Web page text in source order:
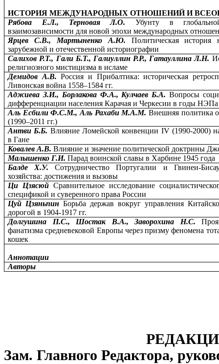
ИСТОРИЯ МЕЖДУНАРОДНЫХ ОТНОШЕНИЙ И
Рябова Е.Л., Терновая Л.О. Убунту в
взаимозависимости для новой эпохи международных
Ярцев С.В., Мартыненко А.Ю. Политическая
зарубежной и отечественной историографии
Салихов Р.Т., Гали Б.Т., Галиуллин Р.Р., Гатауллина Л.Н.
религиозного мистицизма в исламе
Демидов А.В.Россия и Прибалтика: историческая
Ливонская война 1558–1584 гг.
Аджиева З.И., Борлакова Ф.А., Кулчаев Б.А.Вопросы
дифференциации населения Карачая и Черкесии в годы НЭПа
Аль Есбили Ф.С.М., Аль Рахаби М.А.М. Внешняя политика
(1990–2011 гг.)
Антви Б.Б. Влияние Ломейской конвенции IV (1990-2000)
в Гане
Ковалев А.В.Влияние и значение политической доктрины
Малышенко Г.И.Парад воинской славы в Харбине 1945 года
Балде Х.У.Сотрудничество Португалии и Гвинеи-
хозяйства: достижения и вызовы
Ци ЦзясюйСравнительное исследование
спецификой и суверенного права России
Цуй ЦзяньпинБорьба держав вокруг управления
дорогой в 1904-1917 гг.
Долгушина П.С., Шостак В.А., Заворохина Н.С.
фанатизма средневековой Европы через призму феномена
кошек
Аннотации
Авторы
Зам. Главного Редактора,